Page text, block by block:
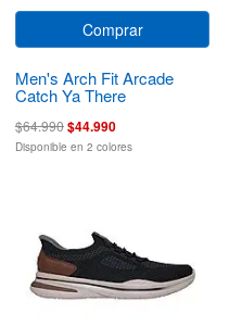
Comprar
Men's Arch Fit Arcade
Catch Ya There
$64.990$44.990
Disponible en 2 colores